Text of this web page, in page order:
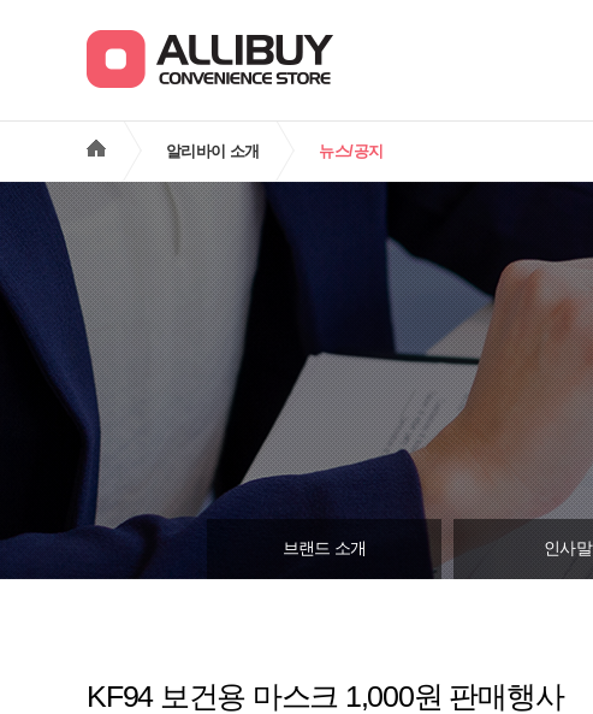
알리바이 소개 뉴스/공지
브랜드 소개 인사말
KF94 보건용 마스크 1,000원 판매행사